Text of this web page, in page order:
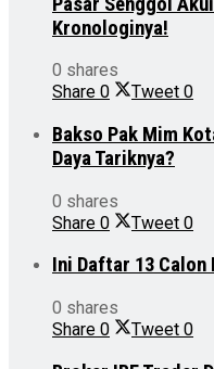
Kronologinya!
0 shares
Share 0 Tweet 0
Bakso Pak Mim
Daya Tariknya?
0 shares
Share 0 Tweet 0
Ini Daftar 13 Calon
0 shares
Share 0 Tweet 0